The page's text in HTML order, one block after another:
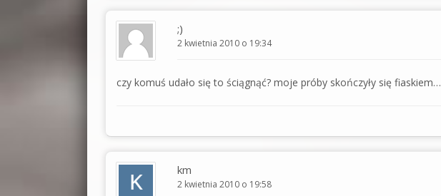
;)
2 kwietnia 2010 o 19:34
czy komuś udało się to ściągnąć? moje próby skończyły się fiaskiem…
km
2 kwietnia 2010 o 19:58